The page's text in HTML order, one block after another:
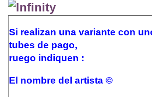
Si realizan una variante con
tubes de pago,
ruego indiquen :
El nombre del artista ©